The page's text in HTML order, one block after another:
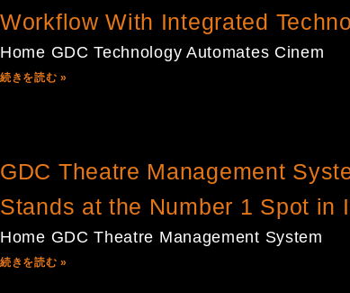
Workflow With Integrated
Home GDC Technology Automates Cinem
続きを読む »
GDC Theatre Management
Stands at the Number 1 Spot in
Home GDC Theatre Management System
続きを読む »